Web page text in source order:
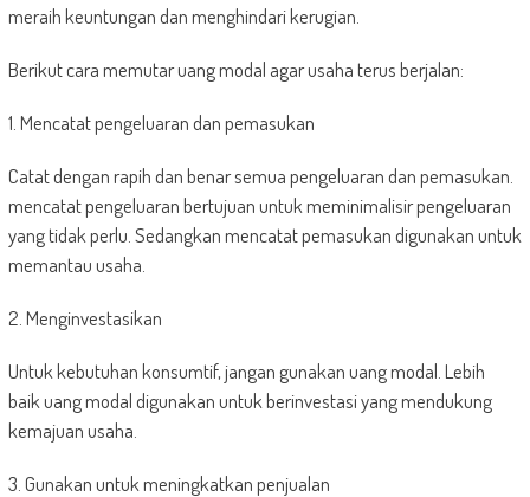
meraih keuntungan dan menghindari kerugian.
Berikut cara memutar uang modal agar usaha terus berjalan:
1. Mencatat pengeluaran dan pemasukan
Catat dengan rapih dan benar semua pengeluaran dan pemasukan.
mencatat pengeluaran bertujuan untuk meminimalisir pengeluaran
yang tidak perlu. Sedangkan mencatat pemasukan digunakan untuk
memantau usaha.
2. Menginvestasikan
Untuk kebutuhan konsumtif, jangan gunakan uang modal. Lebih
baik uang modal digunakan untuk berinvestasi yang mendukung
kemajuan usaha.
3. Gunakan untuk meningkatkan penjualan